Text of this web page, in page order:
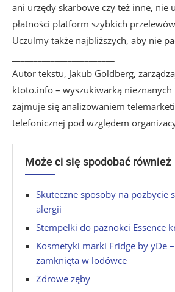
ani urzędy skarbowe czy też inne, nie
płatności platform szybkich
Uczulmy także najbliższych, aby nie
Autor tekstu, Jakub Goldberg,
ktoto.info – wyszukiwarką
zajmuje się analizowaniem
telefonicznej pod względem
Może ci się spodobać również
Skuteczne sposoby na pozbycie
alergii
Stempelki do paznokci Essence
Kosmetyki marki Fridge by yDe
zamknięta w lodówce
Zdrowe zęby